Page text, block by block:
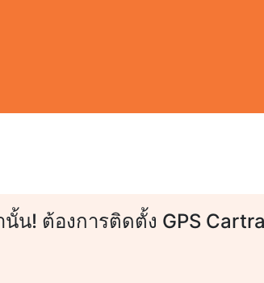
นั้น! ต้องการติดตั้ง GPS